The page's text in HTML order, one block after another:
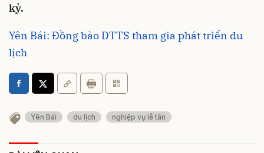
kỳ.
Yên Bái: Đồng bào DTTS tham gia phát triển du
lịch
Yên Bái du lịch nghiệp vụ lễ tân